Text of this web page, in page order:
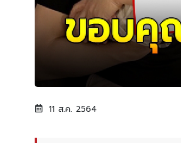
11 ส.ค. 2564